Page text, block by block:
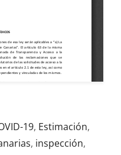
19, Estimación,
, inspección,